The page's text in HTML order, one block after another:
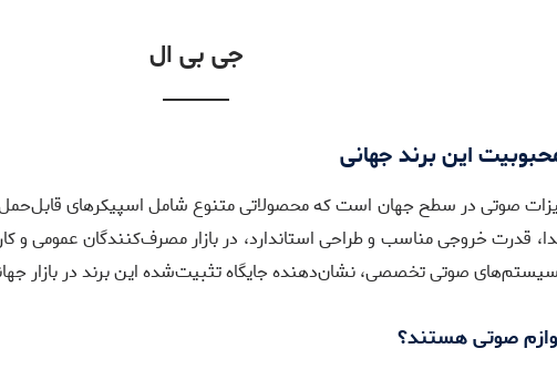
جی بی ال
این برند جهانی
قدرت خروجی مناسب و طراحی استاندارد، در بازار مصرف‌کنندگان عمومی و
صوتی تخصصی، نشان‌دهنده جایگاه تثبیت‌شده این برند در بازار